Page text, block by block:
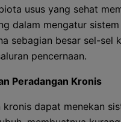
usus yang sehat
dalam mengatur
sebagian besar sel-sel
pencernaan.
Peradangan Kronis
kronis dapat menekan